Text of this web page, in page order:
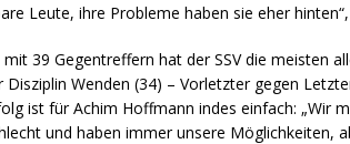
Leute, ihre Probleme haben sie eher
39 Gegentreffern hat der SSV die meisten
Disziplin Wenden (34) – Vorletzter gegen
ist für Achim Hoffmann indes einfach: „Wir
und haben immer unsere Möglichkeiten,